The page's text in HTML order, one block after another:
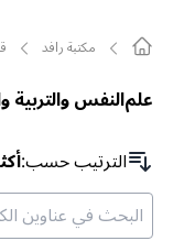
مکتبة رافد
علم‌النفس والتربية
الترتیب حسب: